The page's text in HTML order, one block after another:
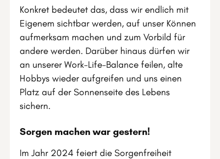
Konkret bedeutet das, dass wir endlich mit
Eigenem sichtbar werden, auf unser Können
aufmerksam machen und zum Vorbild für
andere werden. Darüber hinaus dürfen wir
an unserer Work-Life-Balance feilen, alte
Hobbys wieder aufgreifen und uns einen
Platz auf der Sonnenseite des Lebens
sichern.
Sorgen machen war gestern!
Im Jahr 2024 feiert die Sorgenfreiheit